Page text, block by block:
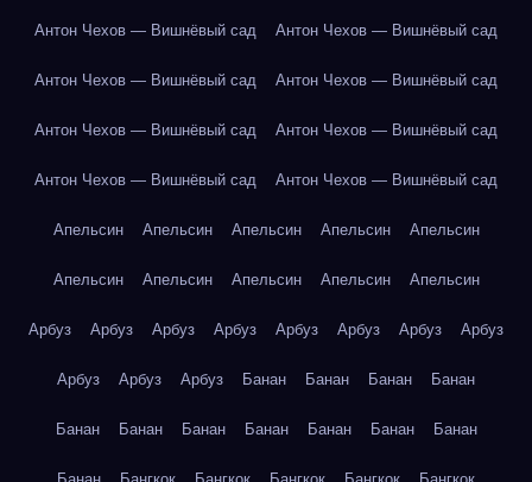
Антон Чехов — Вишнёвый сад Антон Чехов — Вишнёвый сад
Антон Чехов — Вишнёвый сад Антон Чехов — Вишнёвый сад
Антон Чехов — Вишнёвый сад Антон Чехов — Вишнёвый сад
Антон Чехов — Вишнёвый сад Антон Чехов — Вишнёвый сад
Апельсин Апельсин Апельсин Апельсин Апельсин
Апельсин Апельсин Апельсин Апельсин Апельсин
Арбуз Арбуз Арбуз Арбуз Арбуз Арбуз Арбуз Арбуз
Арбуз Арбуз Арбуз Банан Банан Банан Банан
Банан Банан Банан Банан Банан Банан Банан